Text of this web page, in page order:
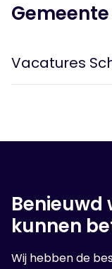
Vacatures
Benieuwd
kunnen
Wij hebben de